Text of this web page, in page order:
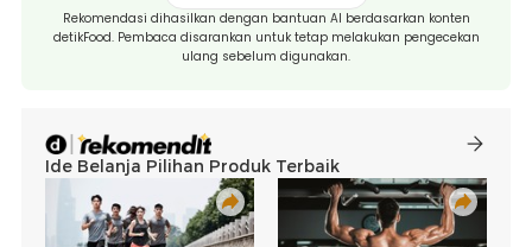
Rekomendasi dihasilkan dengan bantuan AI berdasarkan konten
detikFood. Pembaca disarankan untuk tetap melakukan pengecekan
ulang sebelum digunakan.